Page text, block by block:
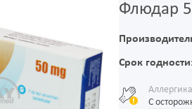
Флюдар
Срок
С